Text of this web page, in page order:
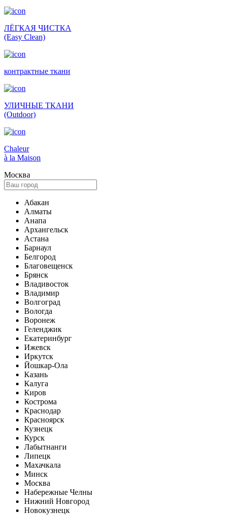
ЛЁГКАЯ ЧИСТКА
(Easy Clean)
контрактные ткани
УЛИЧНЫЕ ТКАНИ
(Outdoor)
Сhaleur
à la Maison
Москва
Абакан
Алматы
Анапа
Архангельск
Астана
Барнаул
Белгород
Благовещенск
Брянск
Владивосток
Владимир
Волгоград
Вологда
Воронеж
Геленджик
Екатеринбург
Ижевск
Иркутск
Йошкар-Ола
Казань
Калуга
Киров
Кострома
Краснодар
Красноярск
Кузнецк
Курск
Лабытнанги
Липецк
Махачкала
Минск
Москва
Набережные Челны
Нижний Новгород
Новокузнецк